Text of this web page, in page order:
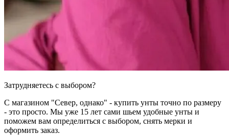
Затрудняетесь с выбором?
С магазином "Север, однако" - купить унты точно по размеру
- это просто. Мы уже 15 лет сами шьем удобные унты и
поможем вам определиться с выбором, снять мерки и
оформить заказ.